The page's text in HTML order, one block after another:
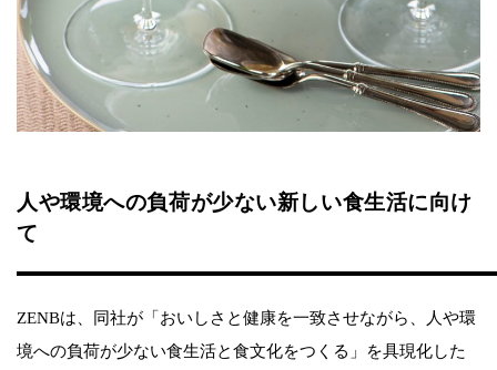
人や環境への負荷が少ない新しい食生活に向け
て
ZENBは、同社が「おいしさと健康を一致させながら、人や環
境への負荷が少ない食生活と食文化をつくる」を具現化した